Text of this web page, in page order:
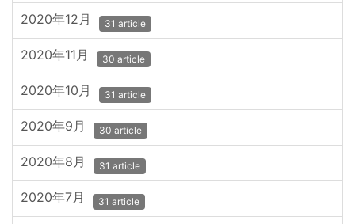
2020年12月 31 article
2020年11月 30 article
2020年10月 31 article
2020年9月 30 article
2020年8月 31 article
2020年7月 31 article